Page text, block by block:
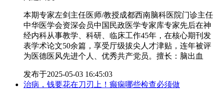
本期专家左剑主任医师/教授成都西南脑科医院门诊主任
中华医学会资深会员中国民政医学专家库专家先后在神
经内科从事教学、科研、临床工作45年，在核心期刊发
表学术论文50余篇，享受厅级拔尖人才津贴，连年被评
为医德医风先进个人、优秀共产党员。擅长：脑出血
发布于2025-05-03 16:45:03
治病，钱要花在刀刃上！癫痫哪些检查必须做